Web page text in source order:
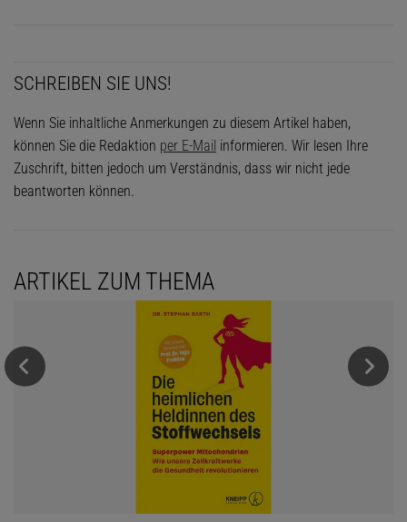
SCHREIBEN SIE UNS!
Wenn Sie inhaltliche Anmerkungen zu diesem Artikel haben,
können Sie die Redaktion per E-Mail informieren. Wir lesen Ihre
Zuschrift, bitten jedoch um Verständnis, dass wir nicht jede
beantworten können.
ARTIKEL ZUM THEMA